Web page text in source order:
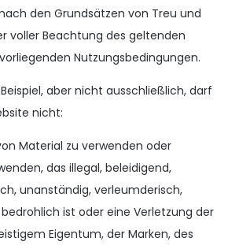
den Grundsätzen von Treu und
voller Beachtung des geltenden
Nutzungsbedingungen.
aber nicht ausschließlich, darf
nicht:
Material zu verwenden oder
das illegal, beleidigend,
unanständig, verleumderisch,
ist oder eine Verletzung der
Eigentum, der Marken, des